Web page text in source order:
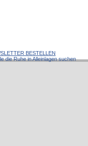
BESTELLEN
die Ruhe in Alleinlagen suchen